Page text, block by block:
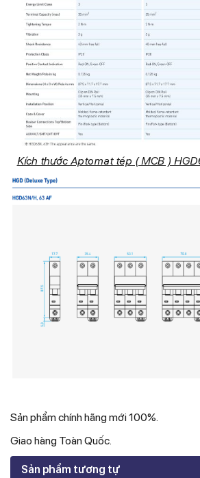
Kích thước Aptomat tép ( MCB )
Sản phẩm chính hãng mới 100%.
Giao hàng Toàn Quốc.
Sản phẩm tương tự